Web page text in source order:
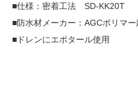
■仕様：密着工法 SD-KK20T
■防水材メーカー：AGCポリマ
■ドレンにエポタール使用